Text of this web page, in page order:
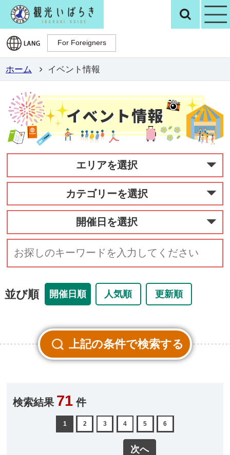
観光いばらき検
For Foreigners
For Foreigners
ホーム イベント情報
エリアを選択
カテゴリーを選択
開催日を選択
並び順 開催日順 人気順 更新順
検索結果 71 件
1 2 3 4 5 6
次へ